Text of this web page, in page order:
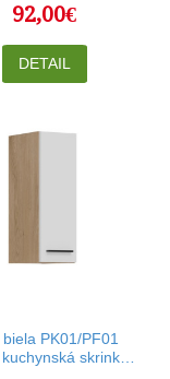
92,00€
DETAIL
biela PK01/PF01
skrinka